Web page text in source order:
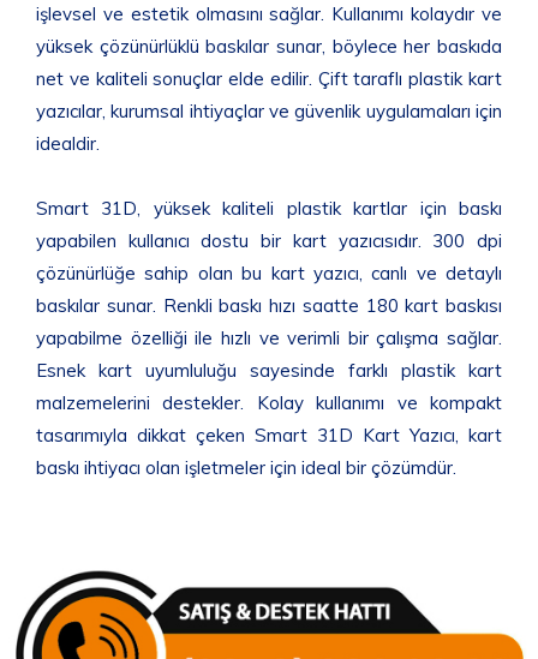
işlevsel ve estetik olmasını sağlar. Kullanımı kolaydır ve
yüksek çözünürlüklü baskılar sunar, böylece her baskıda
net ve kaliteli sonuçlar elde edilir. Çift taraflı plastik kart
yazıcılar, kurumsal ihtiyaçlar ve güvenlik uygulamaları için
idealdir.
Smart 31D, yüksek kaliteli plastik kartlar için baskı
yapabilen kullanıcı dostu bir kart yazıcısıdır. 300 dpi
çözünürlüğe sahip olan bu kart yazıcı, canlı ve detaylı
baskılar sunar. Renkli baskı hızı saatte 180 kart baskısı
yapabilme özelliği ile hızlı ve verimli bir çalışma sağlar.
Esnek kart uyumluluğu sayesinde farklı plastik kart
malzemelerini destekler. Kolay kullanımı ve kompakt
tasarımıyla dikkat çeken Smart 31D Kart Yazıcı, kart
baskı ihtiyacı olan işletmeler için ideal bir çözümdür.